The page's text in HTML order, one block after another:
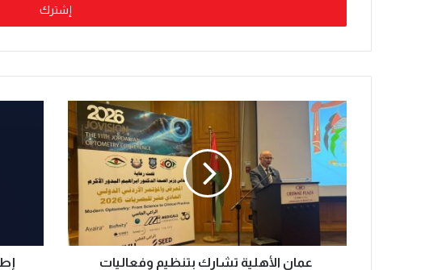
عمان الأهلية تشارك بتنظيم وفعاليات